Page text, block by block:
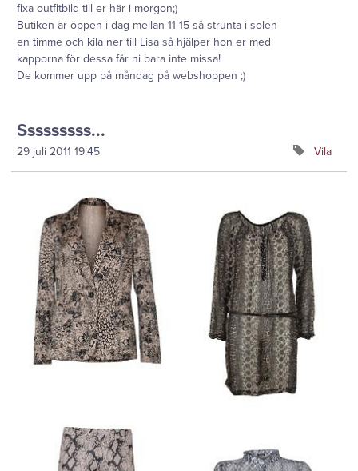
fixa outfitbild till er här i morgon;)
Butiken är öppen i dag mellan 11-15 så strunta i solen
en timme och kila ner till Lisa så hjälper hon er med
kapporna för dessa får ni bara inte missa!
De kommer upp på måndag på webshoppen ;)
Sssssssss...
29 juli 2011 19:45 Vila